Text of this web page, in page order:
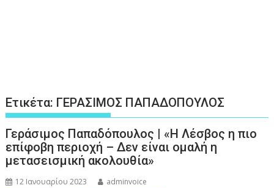
Ετικέτα: ΓΕΡΑΣΙΜΟΣ ΠΑΠΑΔΟΠΟΥΛΟΣ
Γεράσιμος Παπαδόπουλος | «Η Λέσβος η πιο
επίφοβη περιοχή – Δεν είναι ομαλή η
μετασεισμική ακολουθία»
12 Ιανουαρίου 2023 adminvoice